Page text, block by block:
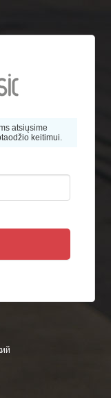
atsiųsime
keitimui.